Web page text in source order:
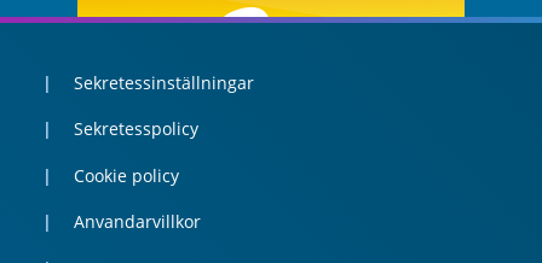
Sekretessinställningar
Sekretesspolicy
Cookie policy
Anvandarvillkor